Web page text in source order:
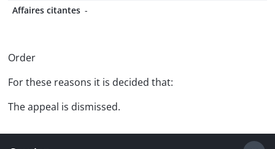
Affaires citantes -
Order
For these reasons it is decided that:
The appeal is dismissed.